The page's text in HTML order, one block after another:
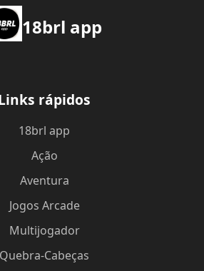
18brl app
rápidos
18brl app
Ação
Aventura
Jogos Arcade
Multijogador
Quebra-Cabeças